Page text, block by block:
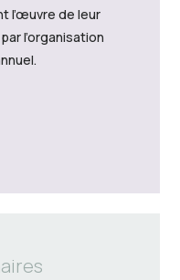
l’œuvre de leur
l’organisation